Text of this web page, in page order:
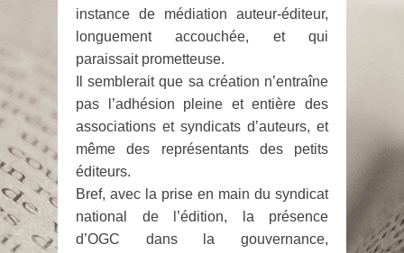
instance de médiation auteur-éditeur,
longuement accouchée, et qui
paraissait prometteuse.
Il semblerait que sa création n’entraîne
pas l’adhésion pleine et entière des
associations et syndicats d’auteurs, et
même des représentants des petits
éditeurs.
Bref, avec la prise en main du syndicat
national de l’édition, la présence
d’OGC dans la gouvernance,